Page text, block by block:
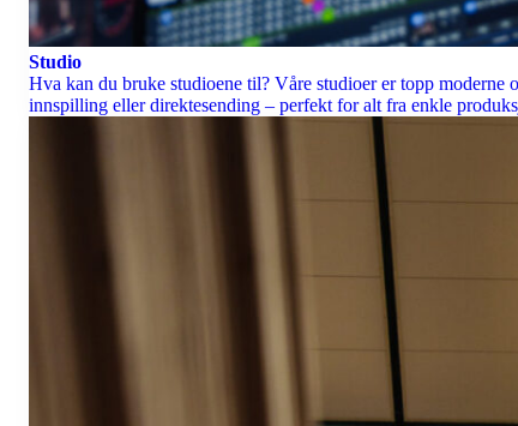
Studio
Hva kan du bruke studioene til? Våre studioer er topp
innspilling eller direktesending – perfekt for alt fra enkle